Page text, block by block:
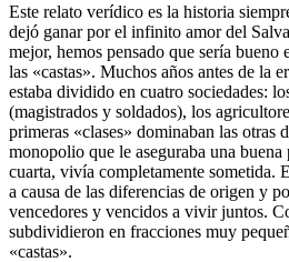
Este relato verídico es la historia
dejó ganar por el infinito amor del
mejor, hemos pensado que sería
las «castas». Muchos años antes de la
estaba dividido en cuatro sociedades:
(magistrados y soldados), los
primeras «clases» dominaban las otras
monopolio que le aseguraba una
cuarta, vivía completamente sometida.
a causa de las diferencias de origen y
vencedores y vencidos a vivir juntos.
subdividieron en fracciones muy
«castas».